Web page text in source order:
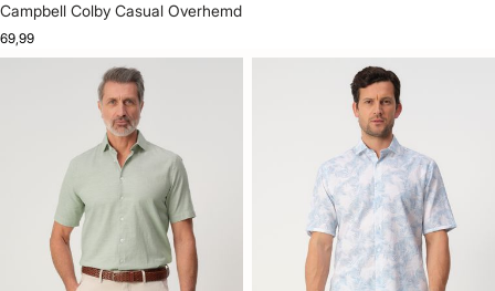
Campbell Colby Casual Overhemd
69,99